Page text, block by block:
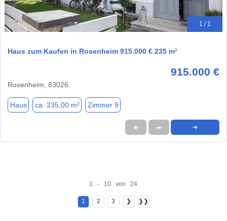
1 / 1
Haus zum Kaufen in Rosenheim 915.000 € 235 m²
915.000 €
Rosenheim, 83026
Haus ca. 235,00 m² Zimmer 9
★ ➦ ➜
1 - 10 von 24
1 2 3 ❯ ❯❯